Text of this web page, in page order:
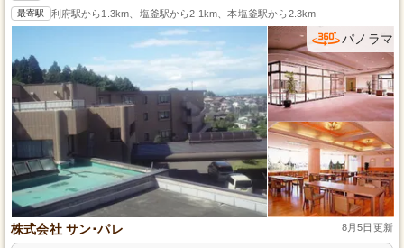
最寄駅 利府駅から1.3km、塩釜駅から2.1km、本塩釜駅から2.3km
パノラマ
株式会社 サン･パレ 8月5日更新